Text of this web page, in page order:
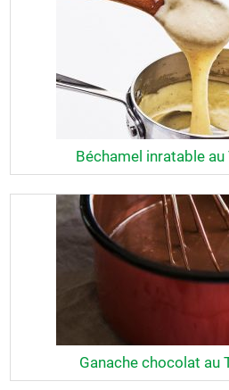
Béchamel inratable
Ganache chocolat au